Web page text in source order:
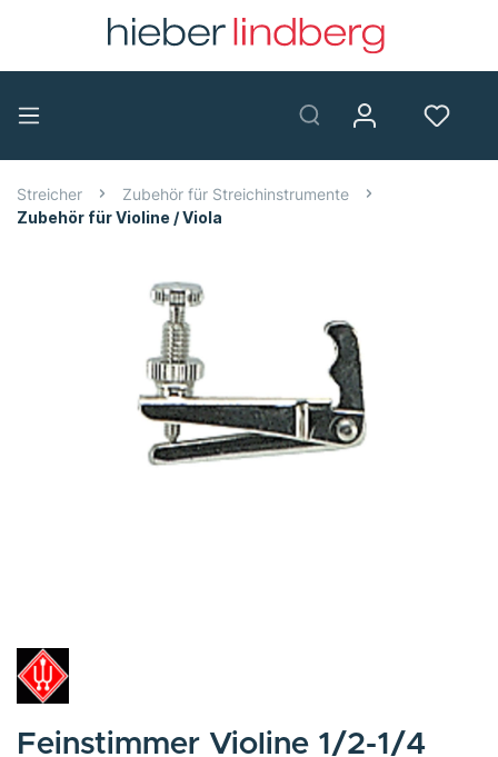
Streicher
Zubehör für Streichinstrumente
Zubehör für Violine / Viola
Feinstimmer Violine 1/2-1/4